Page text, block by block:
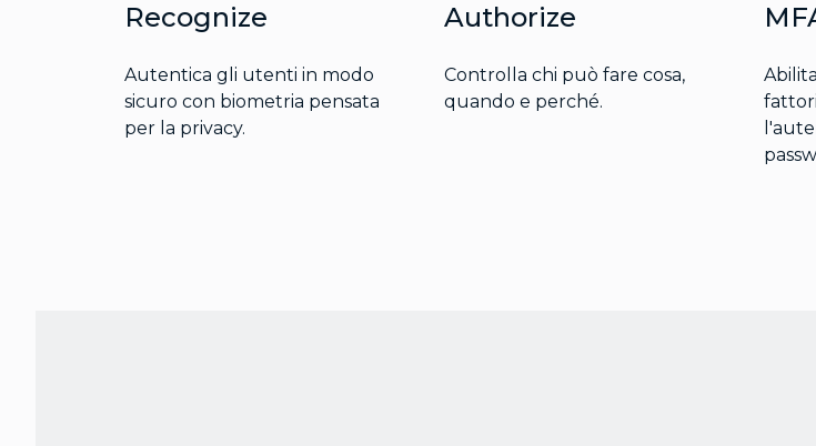
Recognize
Autentica gli utenti in modo
sicuro con biometria pensata
per la privacy.
Authorize
Controlla chi può fare cosa,
quando e perché.